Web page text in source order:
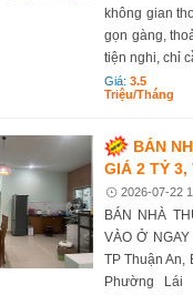
không gian
gọn gàng,
tiện nghi, chỉ
Giá:3.5
Triệu/tháng
BÁN
GIÁ 2 TỶ 3,
2026-07-22
BÁN NHÀ
VÀO Ở
TP Thuận An,
Phường Lái